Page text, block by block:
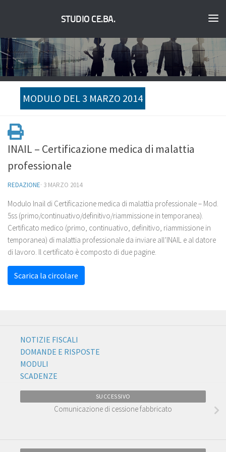
STUDIO CE.BA.
MODULO DEL 3 MARZO 2014
INAIL – Certificazione medica di malattia
professionale
REDAZIONE· 3 MARZO 2014
Modulo Inail di Certificazione medica di malattia professionale – Mod.
5ss (primo/continuativo/definitivo/riammissione in temporanea).
Certificato medico (primo, continuativo, definitivo, riammissione in
temporanea) di malattia professionale da inviare all’INAIL e al datore
di lavoro. Il certificato è composto di due pagine.
Scarica la circolare
NOTIZIE FISCALI
DOMANDE E RISPOSTE
MODULI
SCADENZE
SUCCESSIVO
Comunicazione di cessione fabbricato